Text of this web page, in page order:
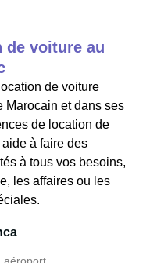
de voiture au
de voiture
Marocain et dans ses
de location de
à faire des
à tous vos besoins,
les affaires ou les